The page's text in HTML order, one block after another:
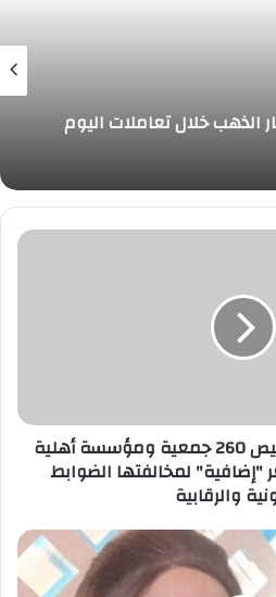
خلال تعاملات اليوم
الرقابة المالية تُلغي تراخيص 260 جمعية ومؤسسة أهلية
"إضافية" لمخالفتها الضوابط
والرقابية